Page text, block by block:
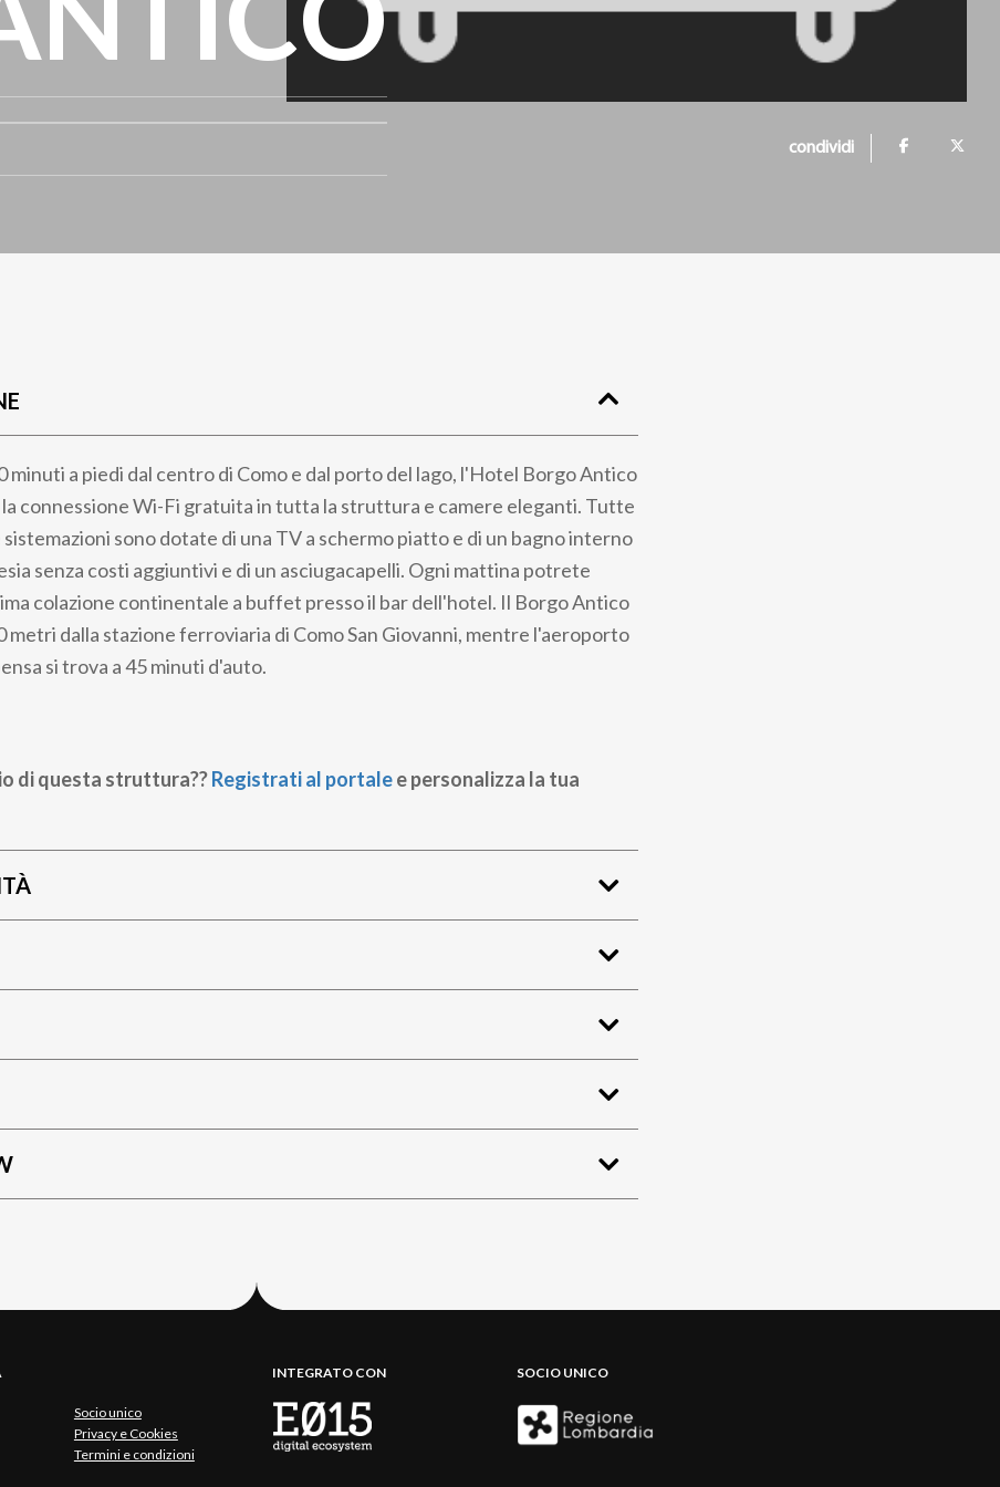
condividi
minuti a piedi dal centro di Como e dal porto del lago, l'Hotel Borgo Antico
connessione Wi-Fi gratuita in tutta la struttura e camere eleganti. Tutte
sono dotate di una TV a schermo piatto e di un bagno interno
senza costi aggiuntivi e di un asciugacapelli. Ogni mattina potrete
colazione continentale a buffet presso il bar dell'hotel. Il Borgo Antico
metri dalla stazione ferroviaria di Como San Giovanni, mentre l'aeroporto
si trova a 45 minuti d'auto.
di questa struttura??Registrati al portalee personalizza la tua
Socio unico
Privacy e Cookies
Termini e condizioni
INTEGRATO CON SOCIO UNICO